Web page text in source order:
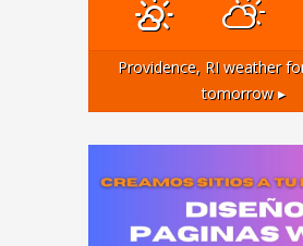
Providence, RI weather
tomorrow ▸